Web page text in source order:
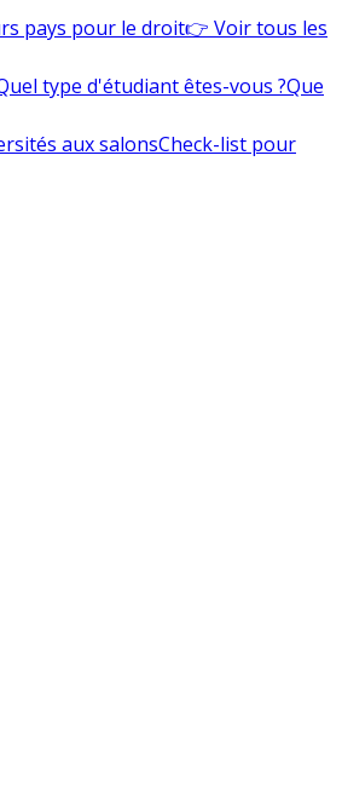
pays pour le droit👉 Voir tous les
type d'étudiant êtes-vous ?Que
aux salonsCheck-list pour